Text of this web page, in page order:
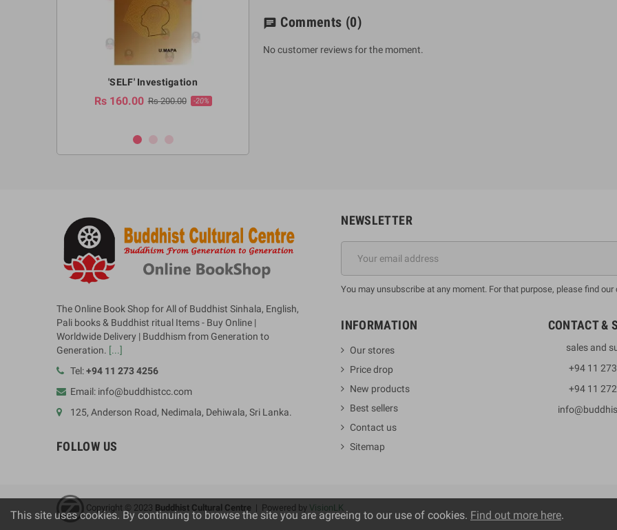
'SELF' Investigation
Rs 160.00 Rs 200.00 -20%
chat Comments (0)
No customer reviews for the moment.
The Online Book Shop for All of Buddhist Sinhala, English,
Pali books & Buddhist ritual Items - Buy Online |
Worldwide Delivery | Buddhism from Generation to
Generation. [...]
Tel:+94 11 273 4256
Email: info@buddhistcc.com
125, Anderson Road, Nedimala, Dehiwala, Sri Lanka.
FOLLOW US
NEWSLETTER
You may unsubscribe at any moment. For that purpose, please find
INFORMATION
Our stores
Price drop
New products
Best sellers
Contact us
Sitemap
CONTACT &
sales and
+94 11
+94 11
Copyright © 2023 Buddhist Cultural Centre | Powered by VisionLK
This site uses cookies. By continuing to browse the site you are agreeing to our use of cookies. Find out more here.